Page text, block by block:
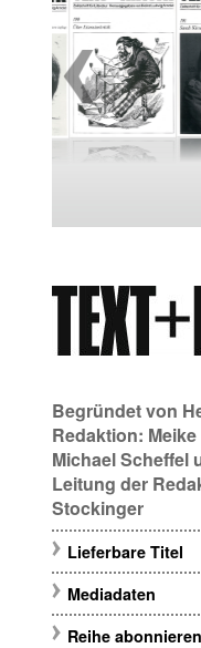
Begründet von
Redaktion:
Michael Scheffel
Leitung der
Stockinger
Lieferbare Titel
Mediadaten
Reihe abonnieren